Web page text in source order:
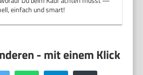
einfach und smart!